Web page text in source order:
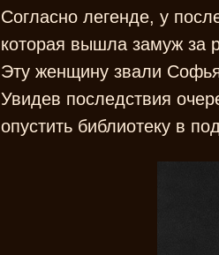
Согласно легенде, у
которая вышла замуж за
Эту женщину звали
Увидев последствия
опустить библиотеку в